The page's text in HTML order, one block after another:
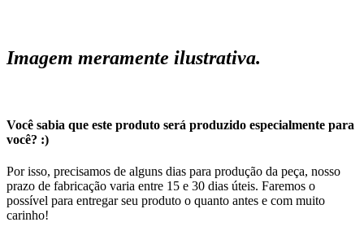
Imagem meramente ilustrativa.
Você sabia que este produto será produzido especialmente para
você? :)
Por isso, precisamos de alguns dias para produção da peça, nosso
prazo de fabricação varia entre 15 e 30 dias úteis. Faremos o
possível para entregar seu produto o quanto antes e com muito
carinho!